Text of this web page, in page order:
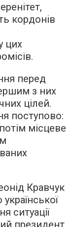
кордонів
цих
перед
з них
цілей.
поступово:
місцеве
Кравчук
ситуації
президент